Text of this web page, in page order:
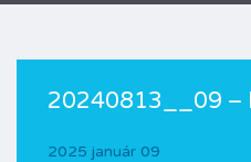
20240813__09 –
2025 január 09